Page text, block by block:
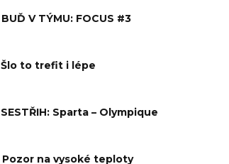
BUĎ V TÝMU: FOCUS #3
Šlo to trefit i lépe
SESTŘIH: Sparta – Olympique
Pozor na vysoké teploty